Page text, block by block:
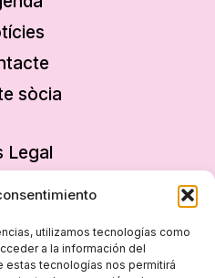
utilizamos tecnologías como
a la información del
estas tecnologías nos permitirá
sòcia
Legal